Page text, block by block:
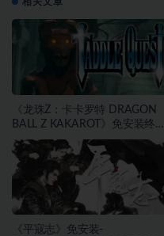
《龙珠Z：卡卡罗特 DRAGON
BALL Z KAKAROT》免安装终极
版v2.02绿色中文版[46.97 GB][百
度网盘]
《平寇志》免安装-